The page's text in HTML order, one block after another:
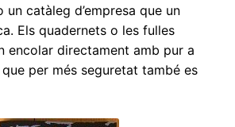
un catàleg d’empresa que un
Els quadernets o les fulles
encolar directament amb pur a
per més seguretat també es